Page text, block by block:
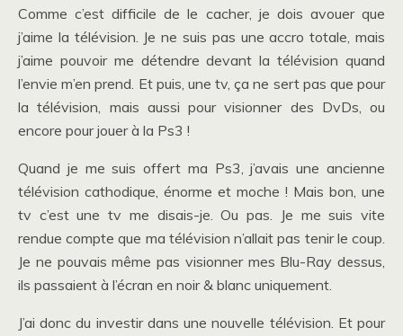
Comme c’est difficile de le cacher, je dois avouer que
j’aime la télévision. Je ne suis pas une accro totale, mais
j’aime pouvoir me détendre devant la télévision quand
l’envie m’en prend. Et puis, une tv, ça ne sert pas que pour
la télévision, mais aussi pour visionner des DvDs, ou
encore pour jouer à la Ps3 !
Quand je me suis offert ma Ps3, j’avais une ancienne
télévision cathodique, énorme et moche ! Mais bon, une
tv c’est une tv me disais-je. Ou pas. Je me suis vite
rendue compte que ma télévision n’allait pas tenir le coup.
Je ne pouvais même pas visionner mes Blu-Ray dessus,
ils passaient à l’écran en noir & blanc uniquement.
J’ai donc du investir dans une nouvelle télévision. Et pour